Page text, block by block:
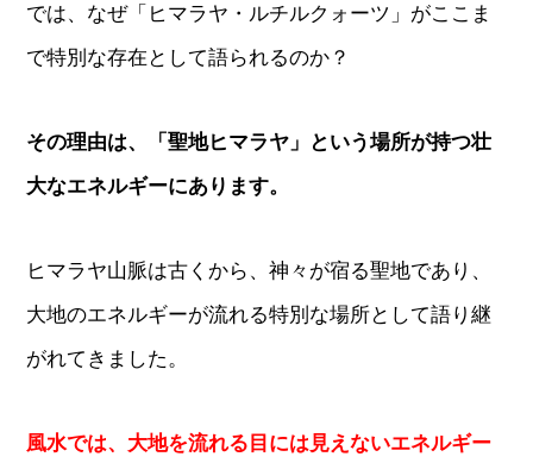
では、なぜ「ヒマラヤ・ルチルクォーツ」がここま
で特別な存在として語られるのか？
その理由は、「聖地ヒマラヤ」という場所が持つ壮
大なエネルギーにあります。
ヒマラヤ山脈は古くから、神々が宿る聖地であり、
大地のエネルギーが流れる特別な場所として語り継
がれてきました。
風水では、大地を流れる目には見えないエネルギー